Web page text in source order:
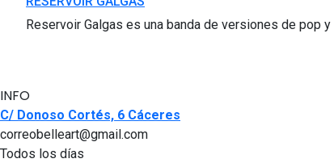
Reservoir Galgas es una banda de versiones de pop
INFO
C/ Donoso Cortés, 6 Cáceres
correobelleart@gmail.com
Todos los días